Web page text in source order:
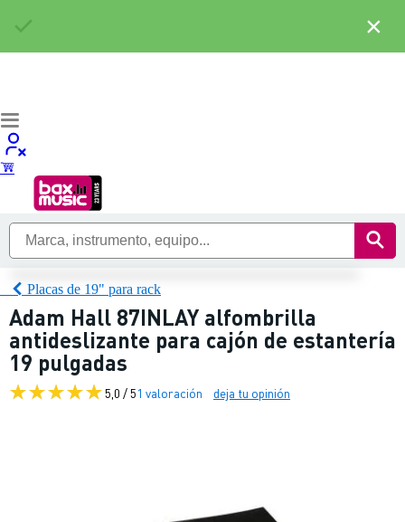
Placas de 19" para rack
Adam Hall 87INLAY alfombrilla
antideslizante para cajón de estantería
19 pulgadas
5,0 / 51 valoración deja tu opinión
×